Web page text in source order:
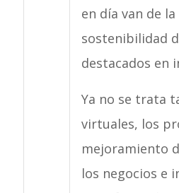
en día van de
sostenibilidad
destacados en
Ya no se trata
virtuales, los
mejoramiento
los negocios e